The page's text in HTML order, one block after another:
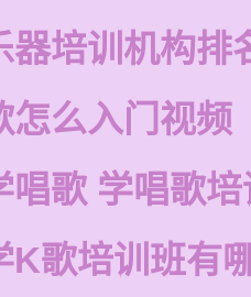
器培训机构排
怎么入门视频
唱歌 学唱歌
K歌培训班有